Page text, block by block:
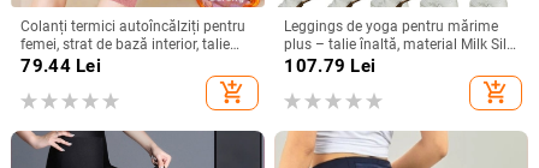
Colanți termici autoîncălziți pentru
femei, strat de bază interior, talie
medie, croială strânsă, plus size,
79.44Lei
add_shopping_cart
Leggings de yoga pentru mărime
plus – talie înaltă, material Milk Silk
respirabil, amestec
poliester/spandex 80–90% / <30%
spandex, lungime până la gleznă,
107.79 Lei
add_shopping_cart